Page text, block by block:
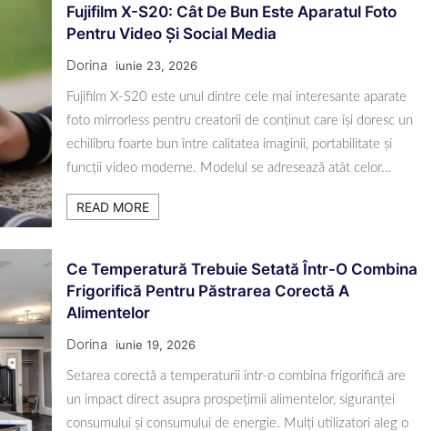
Fujifilm X-S20: Cât De Bun Este Aparatul Foto
Pentru Video Și Social Media
Dorina iunie 23, 2026
Fujifilm X-S20 este unul dintre cele mai interesante aparate
foto mirrorless pentru creatorii de conținut care își doresc un
echilibru foarte bun între calitatea imaginii, portabilitate și
funcții video moderne. Modelul se adresează atât celor…
READ MORE
Ce Temperatură Trebuie Setată Într-O Combina
Frigorifică Pentru Păstrarea Corectă A
Alimentelor
Dorina iunie 19, 2026
Setarea corectă a temperaturii într-o combina frigorifică are
un impact direct asupra prospețimii alimentelor, siguranței
consumului și consumului de energie. Mulți utilizatori aleg o